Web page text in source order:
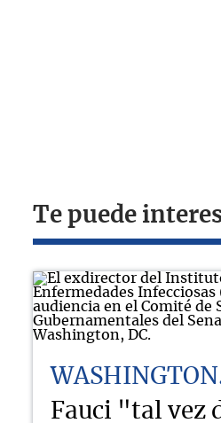
Te puede
WASHINGTON
Fauci "tal vez